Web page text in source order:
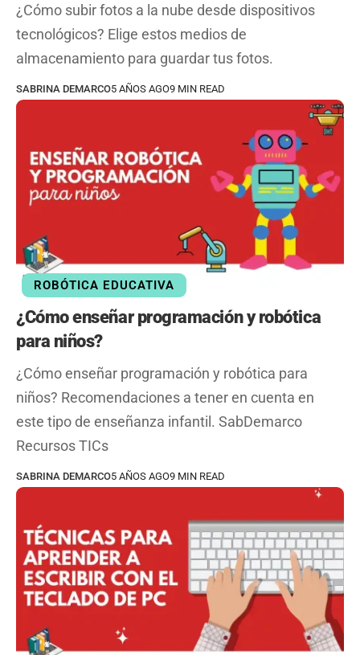
¿Cómo subir fotos a la nube desde dispositivos
tecnológicos? Elige estos medios de
almacenamiento para guardar tus fotos.
SABRINA DEMARCO5 AÑOS AGO9 MIN READ
ROBÓTICA EDUCATIVA
¿Cómo enseñar programación y robótica
para niños?
¿Cómo enseñar programación y robótica para
niños? Recomendaciones a tener en cuenta en
este tipo de enseñanza infantil. SabDemarco
Recursos TICs
SABRINA DEMARCO5 AÑOS AGO9 MIN READ